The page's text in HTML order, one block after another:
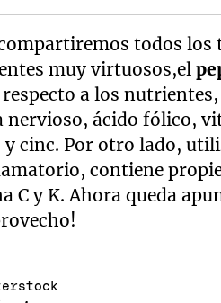
todos los
muy virtuosos,el
respecto a los
nervioso, ácido fólico,
y cinc. Por otro lado,
contiene
C y K. Ahora queda